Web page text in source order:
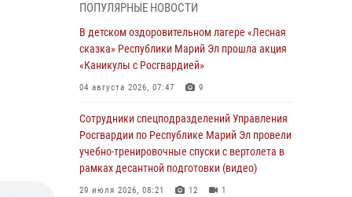
профессиональным праздником
07 августа 2026, 06:47
Начальник отдела вневедомственной
охраны Управления Росгвардии по
Всероссийском семинаре в Нижнем
Новгороде (видео)
07 августа 2026, 06:25 8 1
Команда «Росгвардия» принимает участие в
ПОПУЛЯРНЫЕ НОВОСТИ
В детском оздоровительном лагере «Лесная
сказка» Республики Марий Эл прошла акция
«Каникулы с Росгвардией»
04 августа 2026, 07:47 9
Сотрудники спецподразделений Управления
Росгвардии по Республике Марий Эл провели
учебно-тренировочные спуски с вертолета в
рамках десантной подготовки (видео)
29 июля 2026, 08:21 12 1